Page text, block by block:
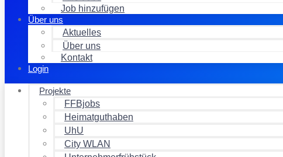
Job hinzufügen
Über uns
Aktuelles
Über uns
Kontakt
Login
Projekte
FFBjobs
Heimatguthaben
UhU
City WLAN